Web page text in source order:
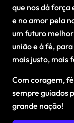
que nos dá
e no amor pela
um futuro
união e à fé,
mais justo, mais
Com coragem,
sempre guiados
grande nação!